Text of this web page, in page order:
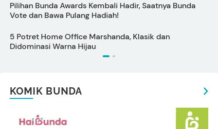
Pilihan Bunda Awards Kembali Hadir, Saatnya Bunda
Vote dan Bawa Pulang Hadiah!
5 Potret Home Office Marshanda, Klasik dan
Didominasi Warna Hijau
KOMIK BUNDA